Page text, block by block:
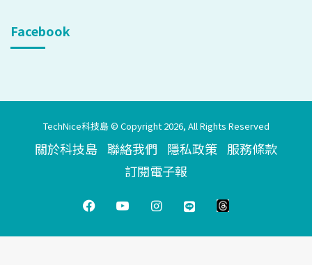
Facebook
TechNice科技島 © Copyright 2026, All Rights Reserved
關於科技島 聯絡我們 隱私政策 服務條款
訂閱電子報